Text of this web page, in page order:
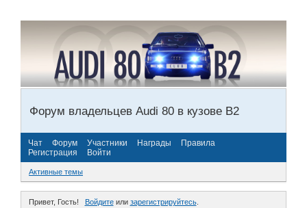
Форум владельцев Audi 80 в кузове В2
Чат Форум Участники Награды
Правила
Регистрация
Войти
Активные темы
Привет, Гость! Войдитеили зарегистрируйтесь.